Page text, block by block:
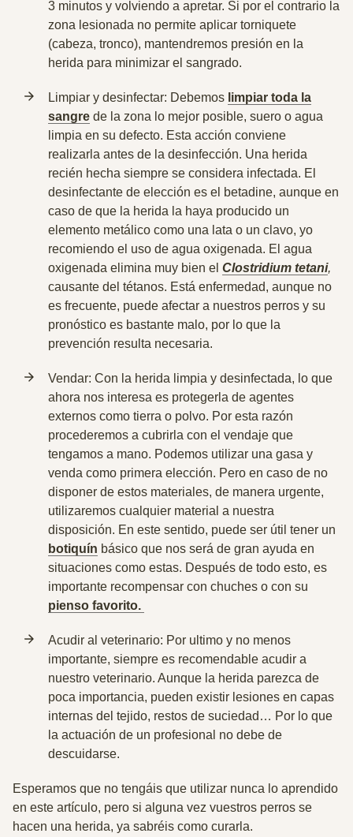
3 minutos y volviendo a apretar. Si por el contrario la
zona lesionada no permite aplicar torniquete
(cabeza, tronco), mantendremos presión en la
herida para minimizar el sangrado.
Limpiar y desinfectar: Debemos limpiar toda la
sangre de la zona lo mejor posible, suero o agua
limpia en su defecto. Esta acción conviene
realizarla antes de la desinfección. Una herida
recién hecha siempre se considera infectada. El
desinfectante de elección es el betadine, aunque en
caso de que la herida la haya producido un
elemento metálico como una lata o un clavo, yo
recomiendo el uso de agua oxigenada. El agua
oxigenada elimina muy bien el Clostridium tetani,
causante del tétanos. Está enfermedad, aunque no
es frecuente, puede afectar a nuestros perros y su
pronóstico es bastante malo, por lo que la
prevención resulta necesaria.
Vendar: Con la herida limpia y desinfectada, lo que
ahora nos interesa es protegerla de agentes
externos como tierra o polvo. Por esta razón
procederemos a cubrirla con el vendaje que
tengamos a mano. Podemos utilizar una gasa y
venda como primera elección. Pero en caso de no
disponer de estos materiales, de manera urgente,
utilizaremos cualquier material a nuestra
disposición. En este sentido, puede ser útil tener un
botiquín básico que nos será de gran ayuda en
situaciones como estas. Después de todo esto, es
importante recompensar con chuches o con su
pienso favorito.
Acudir al veterinario: Por ultimo y no menos
importante, siempre es recomendable acudir a
nuestro veterinario. Aunque la herida parezca de
poca importancia, pueden existir lesiones en capas
internas del tejido, restos de suciedad… Por lo que
la actuación de un profesional no debe de
descuidarse.
Esperamos que no tengáis que utilizar nunca lo aprendido
en este artículo, pero si alguna vez vuestros perros se
hacen una herida, ya sabréis como curarla.